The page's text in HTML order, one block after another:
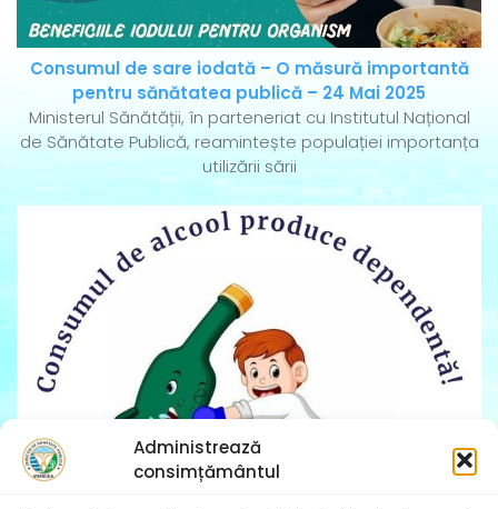
Administrează
consimțământul
Consumul de sare iodată – O măsură importantă
pentru sănătatea publică – 24 Mai 2025
Ministerul Sănătății, în parteneriat cu Institutul Național
de Sănătate Publică, reamintește populației importanța
utilizării sării